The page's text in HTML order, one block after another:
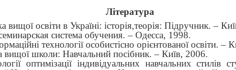
Література
вищої освіти в Україні: історія,теорія: Підручник. –
система обучения. – Одесса, 1998.
технології особистісно орієнтованої освіти. –
школи: Навчальний посібник. – Київ, 2006.
оптимізації індивідуальних навчальних стилів